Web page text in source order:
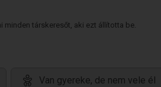
minden társkeresőt, aki ezt állította be.
Van gyereke, de nem vele él